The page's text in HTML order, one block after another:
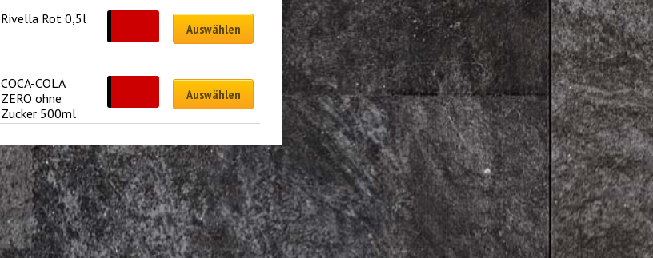
Rivella Rot 0,5l
Auswählen
COCA-COLA
ZERO ohne
Zucker 500ml
Auswählen